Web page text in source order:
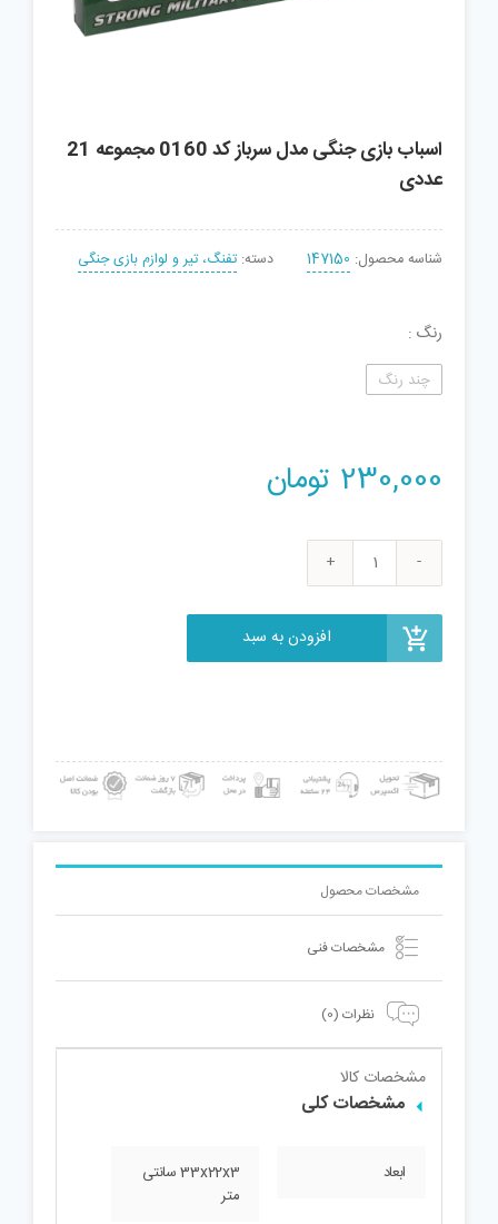
اسباب بازی جنگی مدل سرباز کد 0160 مجموعه 21
عددی
شناسه محصول: 147150 دسته: تفنگ، تیر و لوازم بازی جنگی
رنگ
چند رنگ
230,000 تومان
اسباب
عددی
افزودن به سبد
مشخصات محصول
مشخصات فنی
نظرات (0)
مشخصات کالا
مشخصات کلی
ابعاد
33x22x3 سانتی
متر